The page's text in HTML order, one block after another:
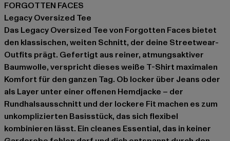
FORGOTTEN FACES
Legacy Oversized Tee
Das Legacy Oversized Tee von Forgotten Faces bietet
den klassischen, weiten Schnitt, der deine Streetwear-
Outfits prägt. Gefertigt aus reiner, atmungsaktiver
Baumwolle, verspricht dieses weiße T-Shirt maximalen
Komfort für den ganzen Tag. Ob locker über Jeans oder
als Layer unter einer offenen Hemdjacke – der
Rundhalsausschnitt und der lockere Fit machen es zum
unkomplizierten Basisstück, das sich flexibel
kombinieren lässt. Ein cleanes Essential, das in keiner